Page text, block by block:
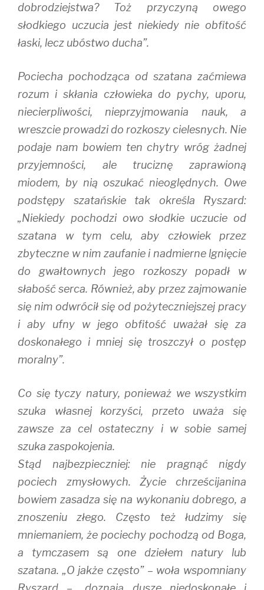
dobrodziejstwa? Toż przyczyną owego
słodkiego uczucia jest niekiedy nie obfitość
łaski, lecz ubóstwo ducha”.
Pociecha pochodząca od szatana zaćmiewa
rozum i skłania człowieka do pychy, uporu,
niecierpliwości, nieprzyjmowania nauk, a
wreszcie prowadzi do rozkoszy cielesnych. Nie
podaje nam bowiem ten chytry wróg żadnej
przyjemności, ale truciznę zaprawioną
miodem, by nią oszukać nieoględnych. Owe
podstępy szatańskie tak określa Ryszard:
„Niekiedy pochodzi owo słodkie uczucie od
szatana w tym celu, aby człowiek przez
zbyteczne w nim zaufanie i nadmierne lgnięcie
do gwałtownych jego rozkoszy popadł w
słabość serca. Również, aby przez zajmowanie
się nim odwrócił się od pożyteczniejszej pracy
i aby ufny w jego obfitość uważał się za
doskonałego i mniej się troszczył o postęp
moralny”.
Co się tyczy natury, ponieważ we wszystkim
szuka własnej korzyści, przeto uważa się
zawsze za cel ostateczny i w sobie samej
szuka zaspokojenia.
Stąd najbezpieczniej: nie pragnąć nigdy
pociech zmysłowych. Życie chrześcijanina
bowiem zasadza się na wykonaniu dobrego, a
znoszeniu złego. Często też łudzimy się
mniemaniem, że pociechy pochodzą od Boga,
a tymczasem są one dziełem natury lub
szatana. „O jakże często” – woła wspomniany